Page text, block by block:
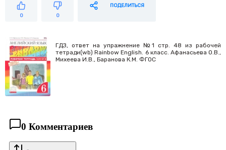
0 0
ПОДЕЛИТЬСЯ
ГДЗ, ответ на упражнение №1 стр. 48 из рабочей
тетради(wb) Rainbow English. 6 класс. Афанасьева О.В.,
Михеева И.В., Баранова К.М. ФГОС